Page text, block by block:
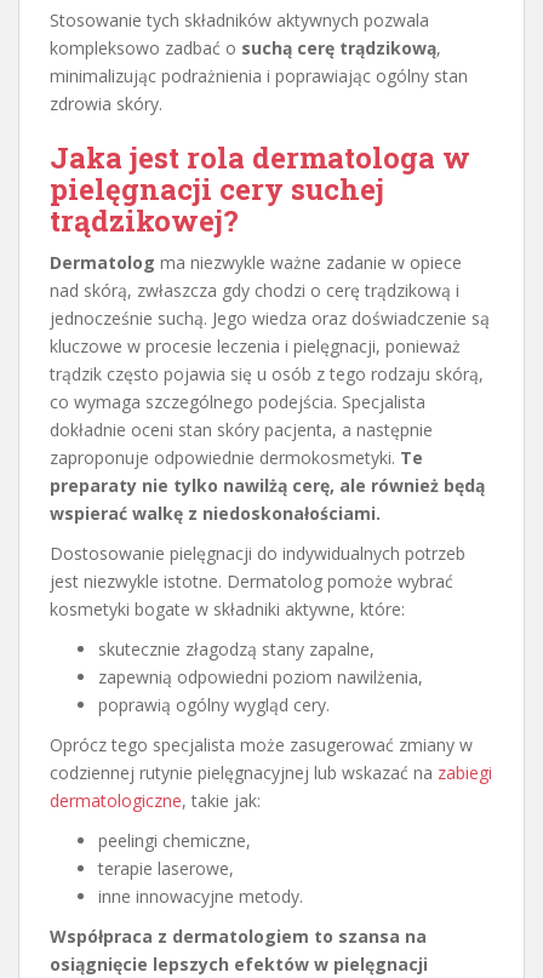
Stosowanie tych składników aktywnych pozwala
kompleksowo zadbać o suchą cerę trądzikową,
minimalizując podrażnienia i poprawiając ogólny stan
zdrowia skóry.
Jaka jest rola dermatologa w
pielęgnacji cery suchej
trądzikowej?
Dermatolog ma niezwykle ważne zadanie w opiece
nad skórą, zwłaszcza gdy chodzi o cerę trądzikową i
jednocześnie suchą. Jego wiedza oraz doświadczenie są
kluczowe w procesie leczenia i pielęgnacji, ponieważ
trądzik często pojawia się u osób z tego rodzaju skórą,
co wymaga szczególnego podejścia. Specjalista
dokładnie oceni stan skóry pacjenta, a następnie
zaproponuje odpowiednie dermokosmetyki. Te
preparaty nie tylko nawilżą cerę, ale również będą
wspierać walkę z niedoskonałościami.
Dostosowanie pielęgnacji do indywidualnych potrzeb
jest niezwykle istotne. Dermatolog pomoże wybrać
kosmetyki bogate w składniki aktywne, które:
skutecznie złagodzą stany zapalne,
zapewnią odpowiedni poziom nawilżenia,
poprawią ogólny wygląd cery.
Oprócz tego specjalista może zasugerować zmiany w
codziennej rutynie pielęgnacyjnej lub wskazać na zabiegi
dermatologiczne, takie jak:
peelingi chemiczne,
terapie laserowe,
inne innowacyjne metody.
Współpraca z dermatologiem to szansa na
osiągnięcie lepszych efektów w pielęgnacji